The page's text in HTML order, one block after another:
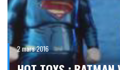
2 mars 2016